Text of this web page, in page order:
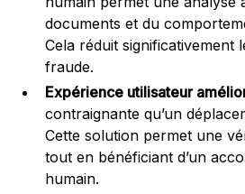
documents et du
Cela réduit significativement
fraude.
Expérience utilisateur
contraignante qu’un
Cette solution permet une
tout en bénéficiant d’un
humain.